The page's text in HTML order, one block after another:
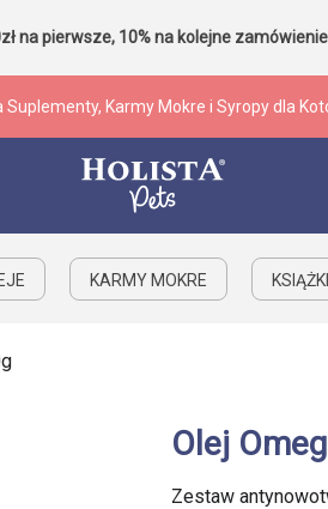
na pierwsze, 10% na kolejne
Suplementy, Karmy Mokre i Syropy dla
KARMY MOKRE
Olej
Zestaw